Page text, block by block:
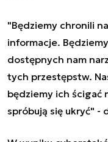
"Będziemy chronili
informacje.
dostępnych nam
tych przestępstw.
będziemy ich
spróbują się ukryć" -